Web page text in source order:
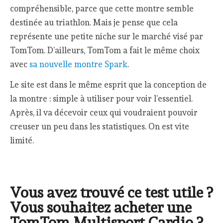
compréhensible, parce que cette montre semble
destinée au triathlon. Mais je pense que cela
représente une petite niche sur le marché visé par
TomTom. D’ailleurs, TomTom a fait le même choix
avec sa nouvelle montre Spark.
Le site est dans le même esprit que la conception de
la montre : simple à utiliser pour voir l’essentiel.
Après, il va décevoir ceux qui voudraient pouvoir
creuser un peu dans les statistiques. On est vite
limité.
Vous avez trouvé ce test utile ?
Vous souhaitez acheter une